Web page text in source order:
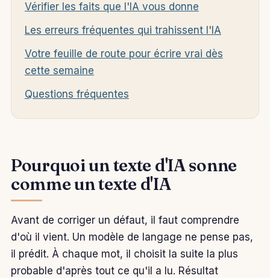
Vérifier les faits que l'IA vous donne
Les erreurs fréquentes qui trahissent l'IA
Votre feuille de route pour écrire vrai dès
cette semaine
Questions fréquentes
Pourquoi un texte d'IA sonne
comme un texte d'IA
Avant de corriger un défaut, il faut comprendre
d'où il vient. Un modèle de langage ne pense pas,
il prédit. À chaque mot, il choisit la suite la plus
probable d'après tout ce qu'il a lu. Résultat